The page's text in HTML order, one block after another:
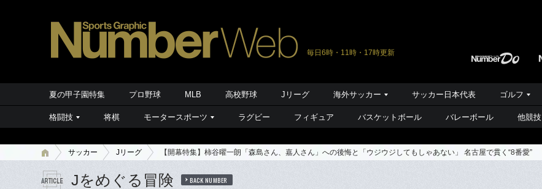
毎日6時・11時・17時更新
夏の甲子園特集 プロ野球 MLB 高校野球 Jリーグ 海外サッカー サッカー日本代表 ゴルフ
格闘技 将棋 モータースポーツ ラグビー フィギュア バスケットボール バレーボール 他競技
サッカー Jリーグ 【開幕特集】柿谷曜一朗「森島さん、嘉人さん」への後悔と「ウジウジしてもしゃあない」 名古屋で貫く“8番愛”
Jをめぐる冒険 BACK NUMBER